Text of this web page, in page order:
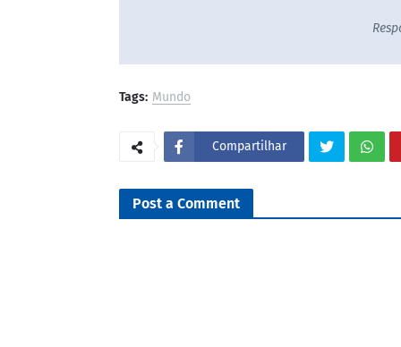
Tags: Mundo
Compartilhar
Post a Comment